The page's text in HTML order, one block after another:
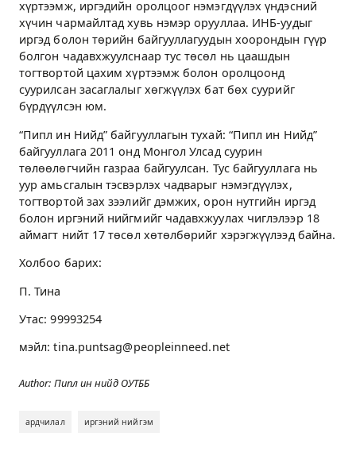
хүртээмж, иргэдийн оролцоог нэмэгдүүлэх үндэсний
хүчин чармайлтад хувь нэмэр орууллаа. ИНБ-уудыг
иргэд болон төрийн байгууллагуудын хоорондын гүүр
болгон чадавхжуулснаар тус төсөл нь цаашдын
тогтвортой цахим хүртээмж болон оролцоонд
суурилсан засаглалыг хөгжүүлэх бат бөх суурийг
бүрдүүлсэн юм.
“Пипл ин Нийд” байгууллагын тухай: “Пипл ин Нийд”
байгууллага 2011 онд Монгол Улсад суурин
төлөөлөгчийн газраа байгуулсан. Тус байгууллага нь
уур амьсгалын тэсвэрлэх чадварыг нэмэгдүүлэх,
тогтвортой зах зээлийг дэмжих, орон нутгийн иргэд
болон иргэний нийгмийг чадавхжуулах чиглэлээр 18
аймагт нийт 17 төсөл хөтөлбөрийг хэрэгжүүлээд байна.
Холбоо барих:
П. Тина
Утас: 99993254
мэйл: tina.puntsag@peopleinneed.net
Author: Пипл ин нийд ОУТББ
ардчилал иргэний нийгэм